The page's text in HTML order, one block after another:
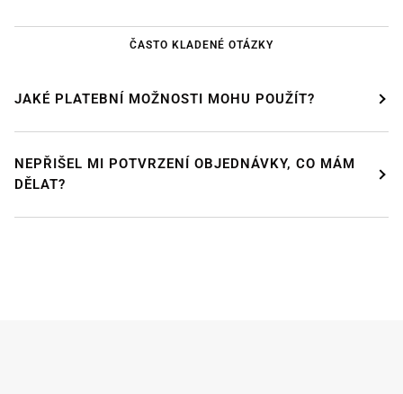
ČASTO KLADENÉ OTÁZKY
JAKÉ PLATEBNÍ MOŽNOSTI MOHU POUŽÍT?
NEPŘIŠEL MI POTVRZENÍ OBJEDNÁVKY, CO MÁM
DĚLAT?